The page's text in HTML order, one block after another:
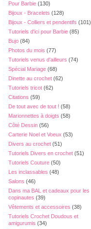
Pour Barbie (130)
Bijoux - Bracelets (128)
Bijoux - Colliers et pendentifs (101)
Tutoriels d'ici pour Barbie (85)
Bujo (84)
Photos du mois (77)
Tutoriels venus d'ailleurs (74)
Spécial Mariage (68)
Dinette au crochet (62)
Tutoriels tricot (62)
Citations (59)
De tout avec de tout ! (58)
Marionnettes à doigts (58)
Côté Dessin (56)
Carterie Noel et Voeux (53)
Divers au crochet (51)
Tutoriels Divers en crochet (51)
Tutoriels Couture (50)
Les inclassables (48)
Salons (46)
Dans ma BAL et cadeaux pour les
copinautes (39)
Vêtements et accessoires (38)
Tutoriels Crochet Doudous et
amigurumis (34)